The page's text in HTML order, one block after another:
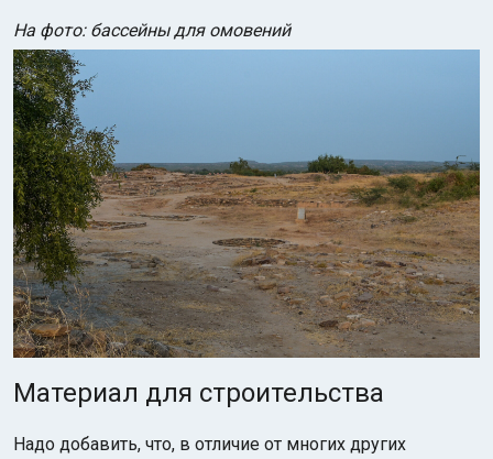
На фото: бассейны для омовений
Материал для строительства
Надо добавить, что, в отличие от многих других